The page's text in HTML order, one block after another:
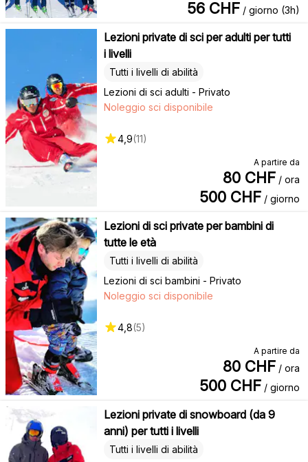
56 CHF / giorno (3h)
Lezioni private di sci per adulti per tutti
i livelli
Lezioni di sci adulti - Privato
Tutti i livelli di abilità
Noleggio sci disponibile
4,9(11)
A partire da
80 CHF / ora
500 CHF / giorno
Lezioni di sci private per bambini di
tutte le età
Lezioni di sci bambini - Privato
Tutti i livelli di abilità
Noleggio sci disponibile
4,8(5)
A partire da
80 CHF / ora
500 CHF / giorno
Lezioni private di snowboard (da 9
anni) per tutti i livelli
Tutti i livelli di abilità